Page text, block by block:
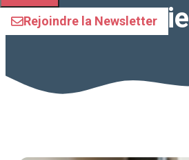
Rejoindre la Newsletter
assurance vie